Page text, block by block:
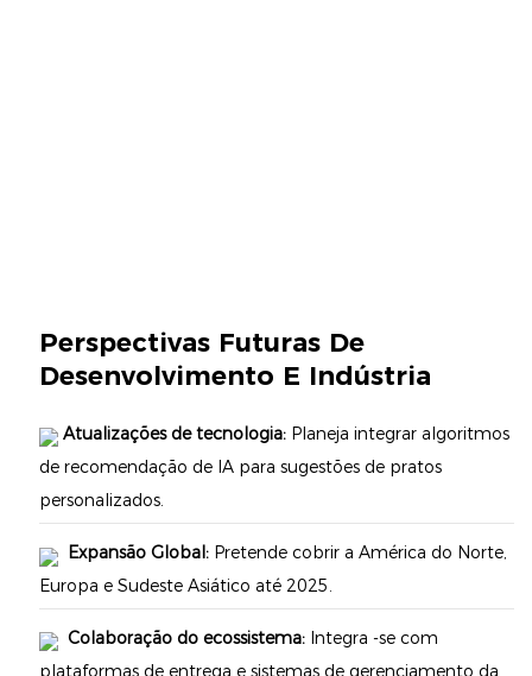
Perspectivas Futuras De
Desenvolvimento E Indústria
Atualizações de tecnologia: Planeja integrar algoritmos
de recomendação de IA para sugestões de pratos
personalizados.
Expansão Global: Pretende cobrir a América do Norte,
Europa e Sudeste Asiático até 2025.
Colaboração do ecossistema: Integra -se com
plataformas de entrega e sistemas de gerenciamento da